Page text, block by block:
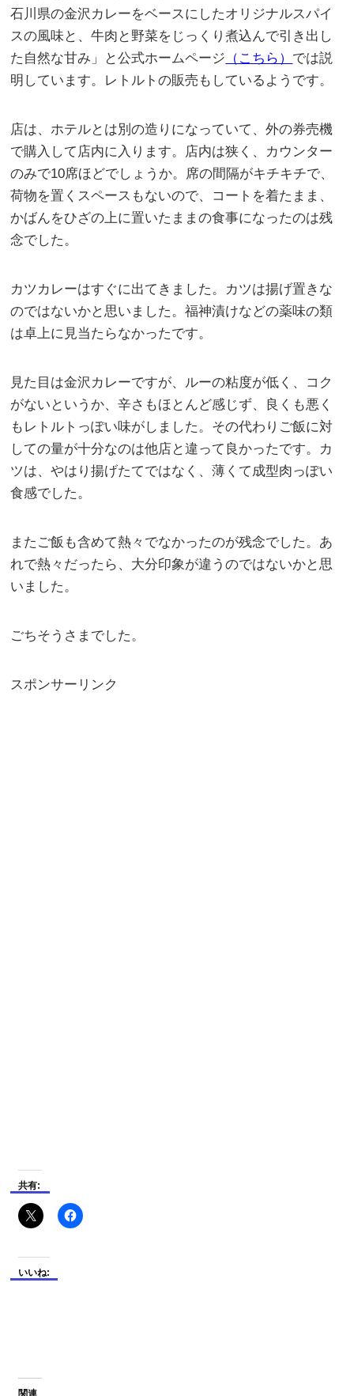
石川県の金沢カレーをベースにしたオリジナルスパイ
スの風味と、牛肉と野菜をじっくり煮込んで引き出し
た自然な甘み」と公式ホームページ （こちら） では説
明しています。レトルトの販売もしているようです。
店は、ホテルとは別の造りになっていて、外の券売機
で購入して店内に入ります。店内は狭く、カウンター
のみで10席ほどでしょうか。席の間隔がキチキチで、
荷物を置くスペースもないので、コートを着たまま、
かばんをひざの上に置いたままの食事になったのは残
念でした。
カツカレーはすぐに出てきました。カツは揚げ置きな
のではないかと思いました。福神漬けなどの薬味の類
は卓上に見当たらなかったです。
見た目は金沢カレーですが、ルーの粘度が低く、コク
がないというか、辛さもほとんど感じず、良くも悪く
もレトルトっぽい味がしました。その代わりご飯に対
しての量が十分なのは他店と違って良かったです。カ
ツは、やはり揚げたてではなく、薄くて成型肉っぽい
食感でした。
またご飯も含めて熱々でなかったのが残念でした。あ
れで熱々だったら、大分印象が違うのではないかと思
いました。
ごちそうさまでした。
スポンサーリンク
共有:
いいね: